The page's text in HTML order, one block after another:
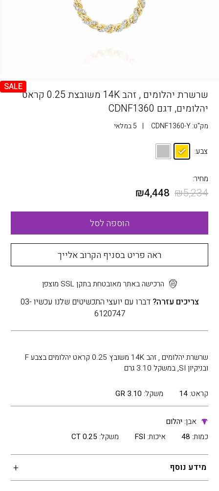
SALE
שרשרת יהלומים , זהב 14K משובצת 0.25 קראט
יהלומים, דגם CDNF1360
מק"ט:CDNF1360-Y
| 5 במלאי
צבע:
מחיר:
₪5,234
₪4,448
הוספה לסל
ראה פריט בסניף הקרוב אלייך
הרכישה באתר מאובטחת בתקן SSL מוצפן
צריכים עזרה?
דברו עם יועצי התכשיטים שלנו עכשיו 03-
6120747
שרשרת יהלומים , זהב 14K משובץ 0.25 קראט יהלומים בצבע F
ובניקיון SI, במשקל 3.10 גרם
קראט: 14 משקל: 3.10 GR
אבן:יהלום
כמות: 48 איכות: FSI משקל: 0.25 CT
מידע נוסף